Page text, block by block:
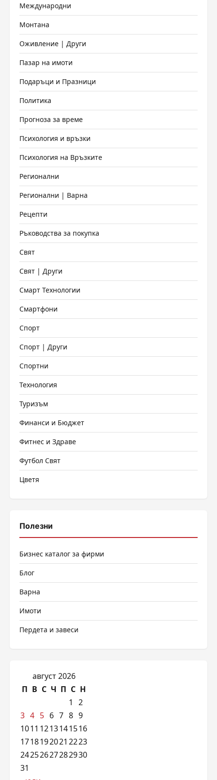
Международни
Монтана
Оживление | Други
Пазар на имоти
Подаръци и Празници
Политика
Прогноза за време
Психология и връзки
Психология на Връзките
Регионални
Регионални | Варна
Рецепти
Ръководства за покупка
Свят
Свят | Други
Смарт Технологии
Смартфони
Спорт
Спорт | Други
Спортни
Технология
Туризъм
Финанси и Бюджет
Фитнес и Здраве
Футбол Свят
Цветя
Полезни
Бизнес каталог за фирми
Блог
Варна
Имоти
Пердета и завеси
август 2026
П В С Ч П С Н
1
2
3 4 5 6 7 8 9
1011 1213141516
1718192021 2223
24252627282930
31